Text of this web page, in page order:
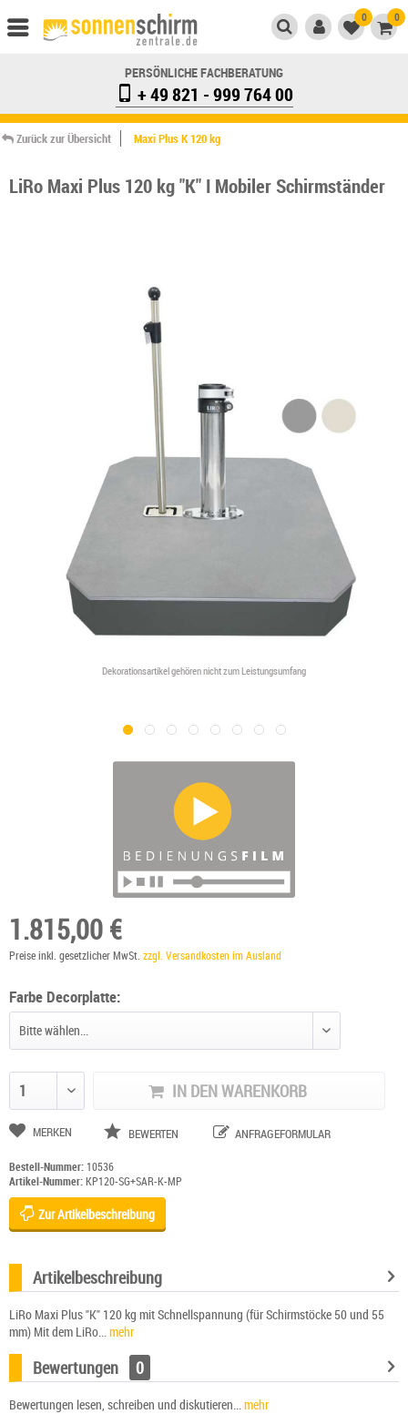
0 0
PERSÖNLICHE FACHBERATUNG
+ 49 821 - 999 764 00
Zurück zur Übersicht Maxi Plus K 120 kg
LiRo Maxi Plus 120 kg "K" I Mobiler Schirmständer
Dekorationsartikel gehören nicht zum Leistungsumfang
1.815,00 €
Preise inkl. gesetzlicher MwSt. zzgl. Versandkosten im Ausland
Farbe Decorplatte:
IN DEN WARENKORB
MERKEN BEWERTEN ANFRAGEFORMULAR
Bestell-Nummer:10536
Artikel-Nummer:KP120-SG+SAR-K-MP
Zur Artikelbeschreibung
Artikelbeschreibung
LiRo Maxi Plus "K" 120 kg mit Schnellspannung (für Schirmstöcke 50 und 55
mm) Mit dem LiRo...
mehr
Bewertungen 0
Bewertungen lesen, schreiben und diskutieren... mehr